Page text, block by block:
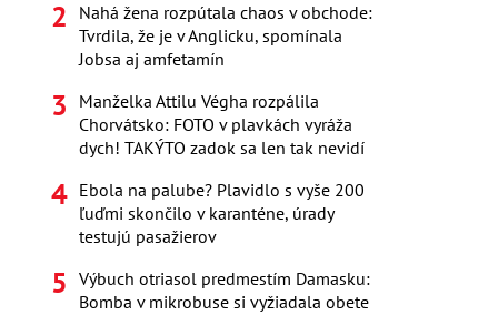
Nahá žena rozpútala chaos v obchode:
Tvrdila, že je v Anglicku, spomínala
Jobsa aj amfetamín
Manželka Attilu Végha rozpálila
Chorvátsko: FOTO v plavkách vyráža
dych! TAKÝTO zadok sa len tak nevidí
Ebola na palube? Plavidlo s vyše 200
ľuďmi skončilo v karanténe, úrady
testujú pasažierov
Výbuch otriasol predmestím Damasku:
Bomba v mikrobuse si vyžiadala obete